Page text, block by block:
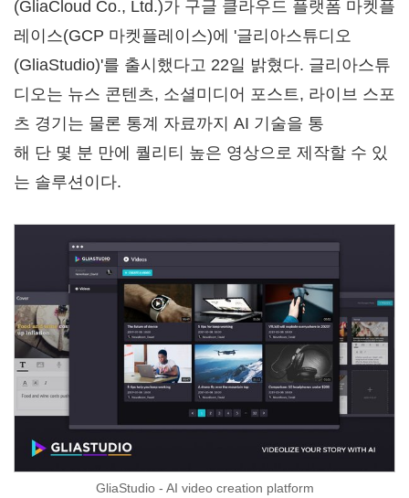
(GliaCloud Co., Ltd.)가 구글 클라우드 플랫폼 마켓플
레이스(GCP 마켓플레이스)에 '글리아스튜디오
(GliaStudio)'를 출시했다고 22일 밝혔다. 글리아스튜
디오는 뉴스 콘텐츠, 소셜미디어 포스트, 라이브 스포
츠 경기는 물론 통계 자료까지 AI 기술을 통
해 단 몇 분 만에 퀄리티 높은 영상으로 제작할 수 있
는 솔루션이다.
GliaStudio - AI video creation platform